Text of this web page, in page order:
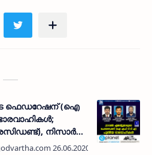
ഫെഡറേഷന് (ഐ
നിസാര്‍
പട്ടേല്‍26.06.2020) ഇന്ത്യന്‍